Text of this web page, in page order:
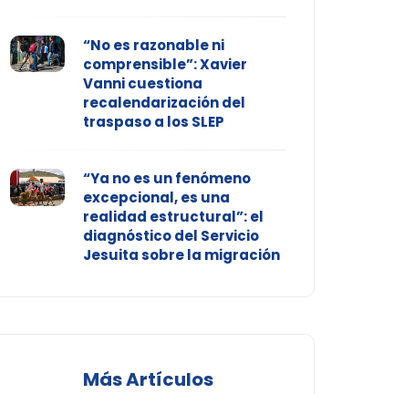
“No es razonable ni
comprensible”: Xavier
Vanni cuestiona
recalendarización del
traspaso a los SLEP
“Ya no es un fenómeno
excepcional, es una
realidad estructural”: el
diagnóstico del Servicio
Jesuita sobre la migración
Más Artículos